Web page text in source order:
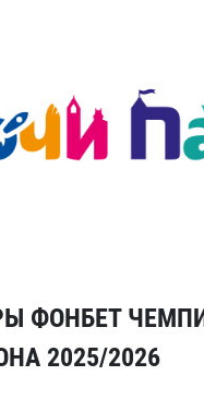
ФОНБЕТ
2025/2026